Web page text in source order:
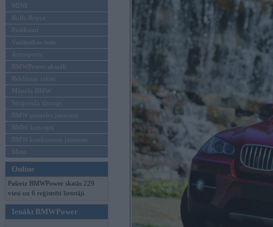
MINI
Rolls-Royce
Pasākumi
Vadāmības tests
Autosports
BMWPower aktuāli
Reklāmas raksti
Mēneša BMW
Sērijveida tūnings
BMW pasaules jaunumi
BMW koncepti
BMW konkurentu jaunumi
Moto
Online
Pašreiz BMWPower skatās 229
viesi un 6 reģistrēti lietotāji.
Ienākt BMWPower